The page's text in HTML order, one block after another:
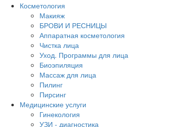
Косметология
Макияж
БРОВИ И РЕСНИЦЫ
Аппаратная косметология
Чистка лица
Уход. Программы для лица
Биоэпиляция
Массаж для лица
Пилинг
Пирсинг
Медицинские услуги
Гинекология
УЗИ - диагностика